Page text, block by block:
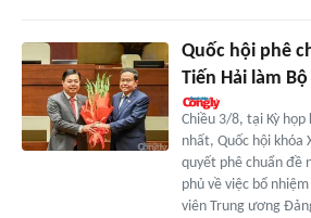
Quốc hội phê
Tiến Hải làm
Chiều 3/8, tại Kỳ
nhất, Quốc hội khóa
quyết phê chuẩn đề
phủ về việc bổ
viên Trung ương